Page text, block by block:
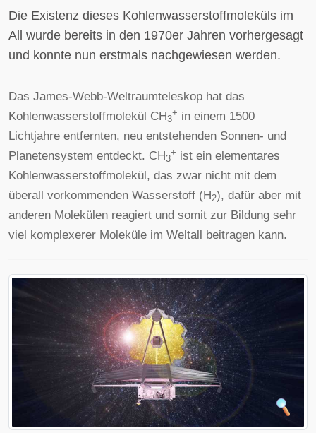
Die Existenz dieses Kohlenwasserstoffmoleküls im
All wurde bereits in den 1970er Jahren vorhergesagt
und konnte nun erstmals nachgewiesen werden.
Das James-Webb-Weltraumteleskop hat das
Kohlenwasserstoffmolekül CH3
+ in einem 1500
Lichtjahre entfernten, neu entstehenden Sonnen- und
Planetensystem entdeckt. CH3
+ ist ein elementares
Kohlenwasserstoffmolekül, das zwar nicht mit dem
überall vorkommenden Wasserstoff (H2), dafür aber mit
anderen Molekülen reagiert und somit zur Bildung sehr
viel komplexerer Moleküle im Weltall beitragen kann.